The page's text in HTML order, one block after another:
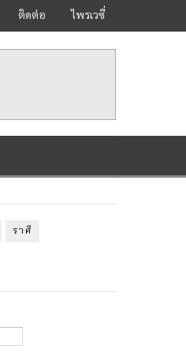
ติดต่อ ไพรเวซี่
ราศี